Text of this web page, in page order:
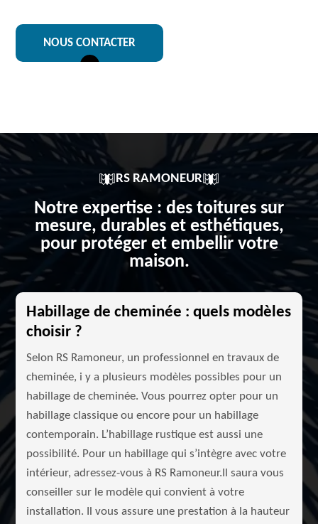
NOUS CONTACTER
RS RAMONEUR
Notre expertise : des toitures sur
mesure, durables et esthétiques,
pour protéger et embellir votre
maison.
Habillage de cheminée : quels modèles
choisir ?
Selon RS Ramoneur, un professionnel en travaux de
cheminée, i y a plusieurs modèles possibles pour un
habillage de cheminée. Vous pourrez opter pour un
habillage classique ou encore pour un habillage
contemporain. L’habillage rustique est aussi une
possibilité. Pour un habillage qui s’intègre avec votre
intérieur, adressez-vous à RS Ramoneur.Il saura vous
conseiller sur le modèle qui convient à votre
installation. Il vous assure une prestation à la hauteur